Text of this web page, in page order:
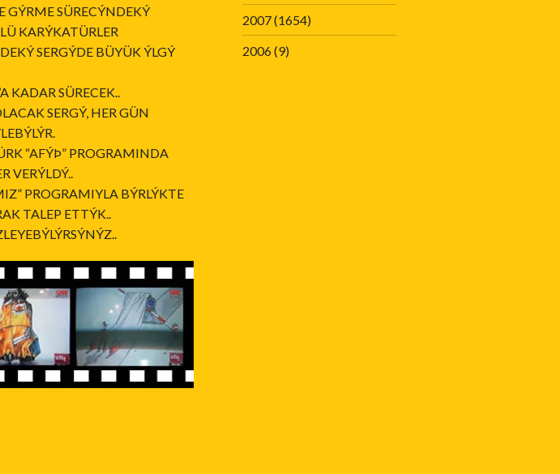
GÝRME SÜRECÝNDEKÝ
KARÝKATÜRLER
SERGÝDE BÜYÜK ÝLGÝ
KADAR SÜRECEK..
SERGÝ, HER GÜN
“AFÝÞ” PROGRAMINDA
VERÝLDÝ..
PROGRAMIYLA BÝRLÝKTE
TALEP ETTÝK..
2007(1654)
2006(9)